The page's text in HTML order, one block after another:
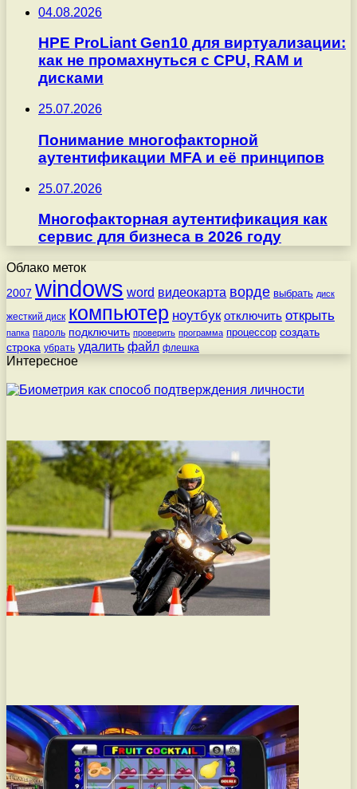
04.08.2026
HPE ProLiant Gen10 для виртуализации:
как не промахнуться с CPU, RAM и
дисками
25.07.2026
Понимание многофакторной
аутентификации MFA и её принципов
25.07.2026
Многофакторная аутентификация как
сервис для бизнеса в 2026 году
Облако меток
2007 windows word видеокарта ворде выбрать диск
жесткий диск компьютер ноутбук отключить открыть
папка пароль подключить проверить программа процессор создать
строка убрать удалить файл флешка
Интересное